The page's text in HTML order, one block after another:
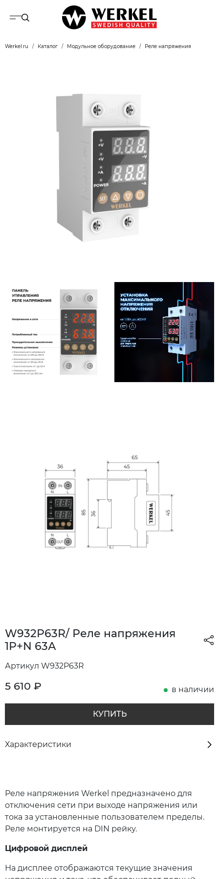
Werkel.ru Каталог Модульное оборудование Реле напряжения
W932P63R/ Реле напряжения
1P+N 63А
Артикул W932P63R
5 610 ₽ в наличии
КУПИТЬ
Характеристики
Реле напряжения Werkel предназначено для
отключения сети при выходе напряжения или
тока за установленные пользователем пределы.
Реле монтируется на DIN рейку.
Цифровой дисплей
На дисплее отображаются текущие значения